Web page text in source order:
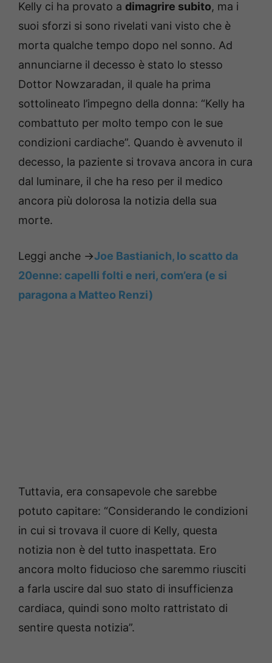
Kelly ci ha provato a dimagrire subito, ma i
suoi sforzi si sono rivelati vani visto che è
morta qualche tempo dopo nel sonno. Ad
annunciarne il decesso è stato lo stesso
Dottor Nowzaradan, il quale ha prima
sottolineato l’impegno della donna: “Kelly ha
combattuto per molto tempo con le sue
condizioni cardiache”. Quando è avvenuto il
decesso, la paziente si trovava ancora in cura
dal luminare, il che ha reso per il medico
ancora più dolorosa la notizia della sua
morte.
Leggi anche ->Joe Bastianich, lo scatto da
20enne: capelli folti e neri, com’era (e si
paragona a Matteo Renzi)
Tuttavia, era consapevole che sarebbe
potuto capitare: “Considerando le condizioni
in cui si trovava il cuore di Kelly, questa
notizia non è del tutto inaspettata. Ero
ancora molto fiducioso che saremmo riusciti
a farla uscire dal suo stato di insufficienza
cardiaca, quindi sono molto rattristato di
sentire questa notizia”.